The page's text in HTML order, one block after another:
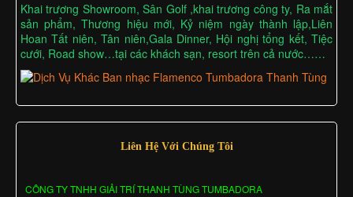
Khai trương Showroom, Sân Golf ,khai trương công ty, Ra mắt
sản phẩm, Thương hiệu mới, Kỷ niệm ngày thành lập,Liên
Hoan Tất niên, Tân niên,Gala Dinner, Hội nghị tổng kết, Tiệc
cưới, Road show…tại các khách sạn, resort trên cả nước……
Liên Hệ Với Chúng Tôi
CÔNG TY TNHH GIẢI TRÍ THANH TÙNG TUMBADORA